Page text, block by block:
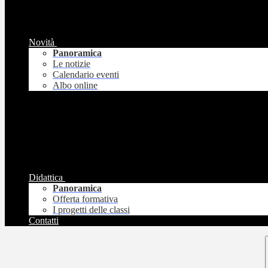
Novità
Panoramica
Le notizie
Calendario eventi
Albo online
Didattica
Panoramica
Offerta formativa
I progetti delle classi
Contatti